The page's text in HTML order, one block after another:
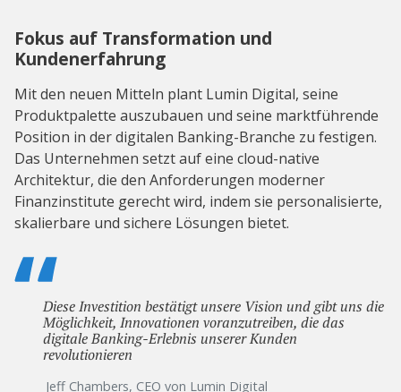
Fokus auf Transformation und
Kundenerfahrung
Mit den neuen Mitteln plant Lumin Digital, seine
Produktpalette auszubauen und seine marktführende
Position in der digitalen Banking-Branche zu festigen.
Das Unternehmen setzt auf eine cloud-native
Architektur, die den Anforderungen moderner
Finanzinstitute gerecht wird, indem sie personalisierte,
skalierbare und sichere Lösungen bietet.
Diese Investition bestätigt unsere Vision und gibt uns die
Möglichkeit, Innovationen voranzutreiben, die das
digitale Banking-Erlebnis unserer Kunden
revolutionieren
Jeff Chambers, CEO von Lumin Digital